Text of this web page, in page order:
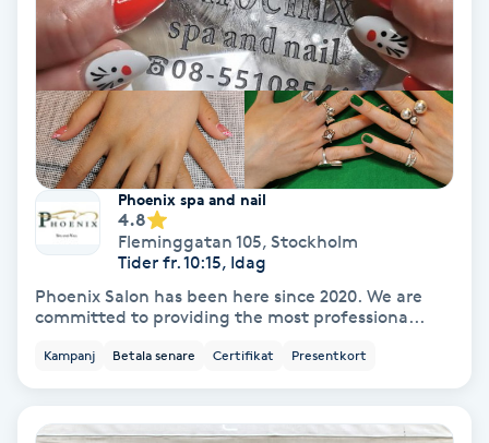
Kosmetisk tatuering
Kostrådgivning
Kroppsinpackning
Kroppspeeling
Laserbehandling
Phoenix spa and nail
4.8
Fleminggatan 105, Stockholm
Tider fr. 10:15, Idag
Phoenix Salon has been here since 2020. We are
committed to providing the most professiona...
Kampanj Betala senare Certifikat Presentkort